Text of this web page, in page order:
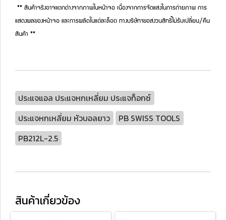
** สินค้าจริงอาจแตกต่างจากภาพในหน้าจอ เนื่องจากการจัดแสงในการถ่ายภาพ การ
แสดงผลของหน้าจอ และการผลิตในแต่ละล็อต ทางบริษัทฯขอสงวนสิทธิ์ไม่รับเปลี่ยน/คืน
สินค้า **
ประแจแอล ประแจหกเหลี่ยม ประแจท็อกซ์
ประแจหกเหลี่ยม หัวบอลยาว
PB SWISS TOOLS
PB212L-2.5
สินค้าเกี่ยวข้อง